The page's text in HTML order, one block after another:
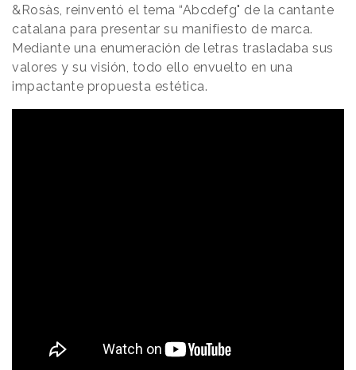
&Rosàs, reinventó el tema “Abcdefg" de la cantante
catalana para presentar su manifiesto de marca.
Mediante una enumeración de letras trasladaba sus
valores y su visión, todo ello envuelto en una
impactante propuesta estética.